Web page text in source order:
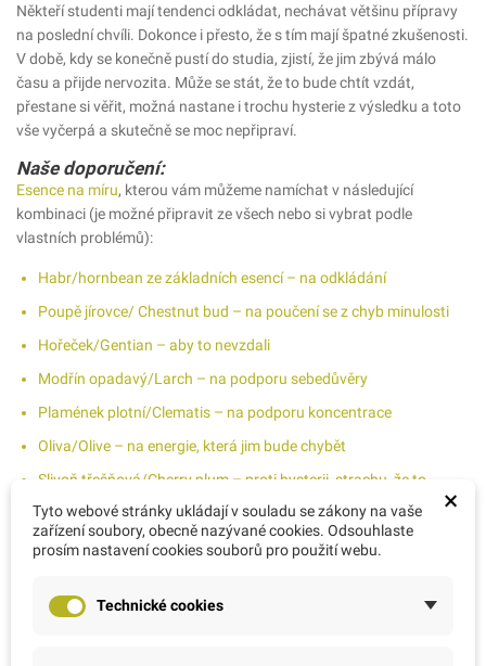
Někteří studenti mají tendenci odkládat, nechávat většinu přípravy
na poslední chvíli. Dokonce i přesto, že s tím mají špatné zkušenosti.
V době, kdy se konečně pustí do studia, zjistí, že jim zbývá málo
času a přijde nervozita. Může se stát, že to bude chtít vzdát,
přestane si věřit, možná nastane i trochu hysterie z výsledku a toto
vše vyčerpá a skutečně se moc nepřipraví.
Naše doporučení:
Esence na míru, kterou vám můžeme namíchat v následující
kombinaci (je možné připravit ze všech nebo si vybrat podle
vlastních problémů):
Habr/hornbean ze základních esencí – na odkládání
Poupě jírovce/ Chestnut bud – na poučení se z chyb minulosti
Hořeček/Gentian – aby to nevzdali
Modřín opadavý/Larch – na podporu sebedůvěry
Plamének plotní/Clematis – na podporu koncentrace
Oliva/Olive – na energie, která jim bude chybět
Slivoň třešňová/Cherry plum – proti hysterii, strachu, že to
nezvládnu
Ztráta koncentrace při učení nebo při
×
Tyto webové stránky ukládají v souladu se zákony na vaše
zařízení soubory, obecně nazývané cookies. Odsouhlaste
prosím nastavení cookies souborů pro použití webu.
Technické cookies